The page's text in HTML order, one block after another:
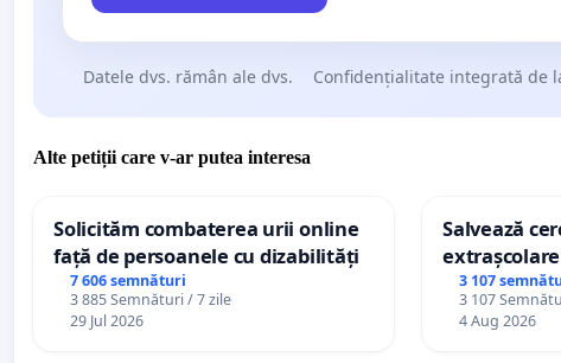
Datele dvs. rămân ale dvs. Confidențialitate integrată de
Alte petiții care v-ar putea interesa
Solicităm combaterea urii online
față de persoanele cu dizabilități
7 606 semnături
3 885 Semnături / 7 zile
29 Jul 2026
Salvează
palatele
3 107
3 107
4 Aug 2026